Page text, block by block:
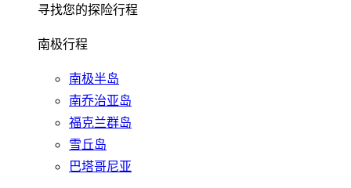
寻找您的探险行程
南极行程
南极半岛
南乔治亚岛
福克兰群岛
雪丘岛
巴塔哥尼亚